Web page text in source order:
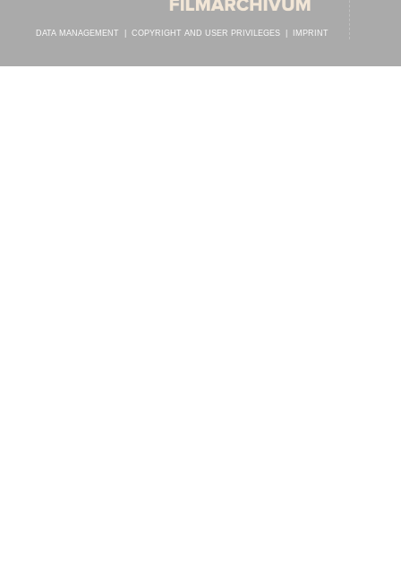
DATA MANAGEMENT COPYRIGHT AND USER PRIVILEGES IMPRINT